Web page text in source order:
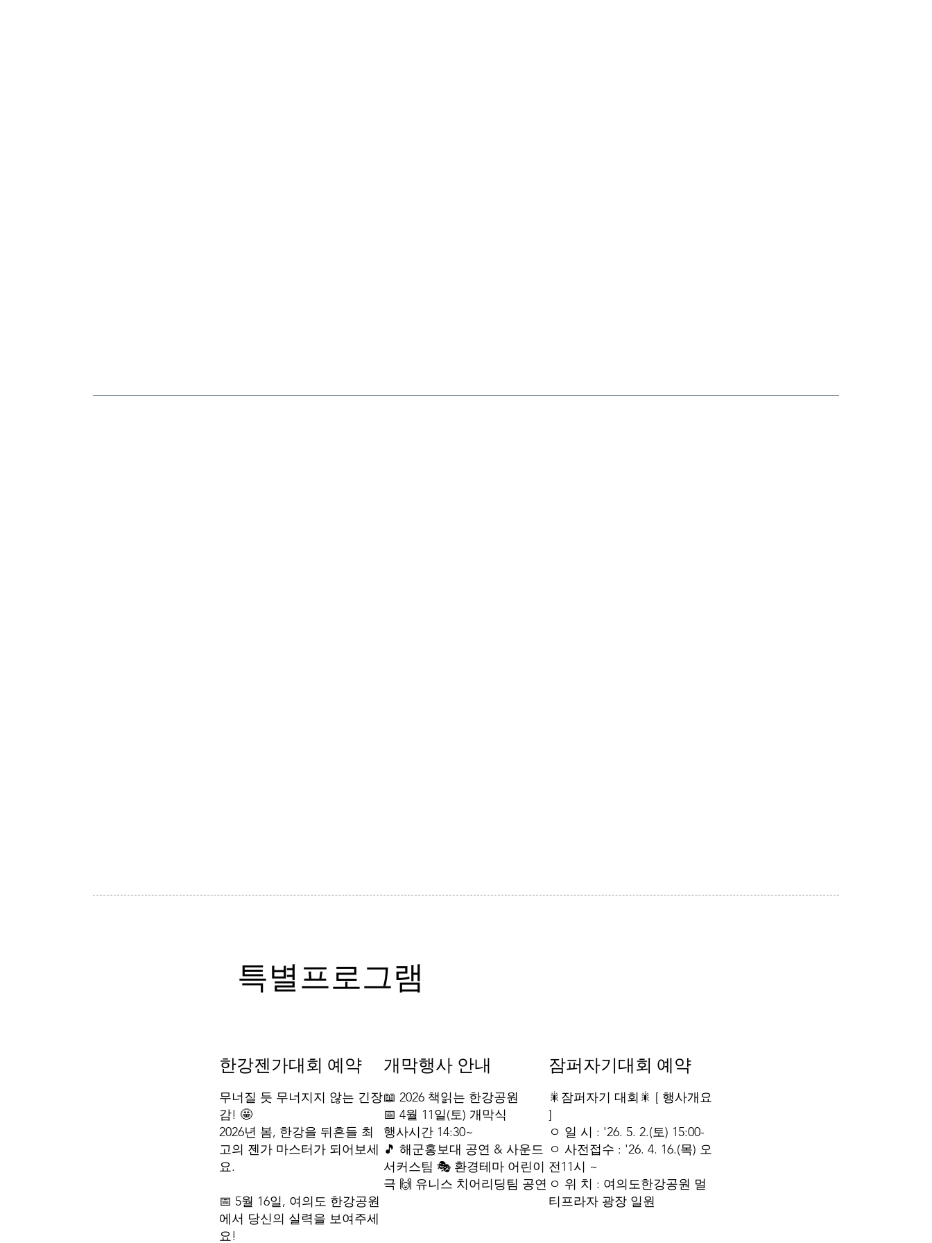
특별프로그램
한강젠가대회 예약
무너질 듯 무너지지 않는 긴장
감! 🤩
2026년 봄, 한강을 뒤흔들 최
고의 젠가 마스터가 되어보세
요.
📅 5월 16일, 여의도 한강공원
에서 당신의 실력을 보여주세
요!
​개막행사 안내
📖 2026 책읽는 한강공원
📅 4월 11일(토) 개막식
행사시간 14:30~
🎵 해군홍보대 공연 & 사운드
서커스팀 🎭 환경테마 어린이
극 🙌 유니스 치어리딩팀 공연
잠퍼자기대회 예약
🎇잠퍼자기 대회🎇 [ 행사개요
]
ㅇ 일 시 : '26. 5. 2.(토) 15:00-
ㅇ 사전접수 : '26. 4. 16.(목) 오
전11시 ~
ㅇ 위 치 : 여의도한강공원 멀
티프라자 광장 일원